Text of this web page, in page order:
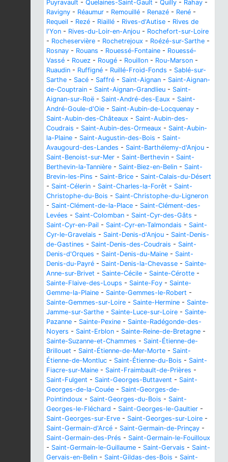
Puyravault - Quelaines-Saint-Gault - Quilly - Rahay -
Ravigny - Réaumur - Remouillé - Renazé - René -
Requeil - Rezé - Riaillé - Rives-d'Autise - Rives de
l'Yon - Rives-du-Loir-en-Anjou - Rochefort-sur-Loire
- Rocheservière - Rochetrejoux - Roézé-sur-Sarthe -
Rosnay - Rouans - Rouessé-Fontaine - Rouessé-
Vassé - Rouez - Rougé - Rouillon - Rou-Marson -
Ruaudin - Ruffigné - Ruillé-Froid-Fonds - Sablé-sur-
Sarthe - Sacé - Saffré - Saint-Aignan - Saint-Aignan-
de-Couptrain - Saint-Aignan-Grandlieu - Saint-
Aignan-sur-Roë - Saint-André-des-Eaux - Saint-
André-Goule-d'Oie - Saint-Aubin-de-Locquenay -
Saint-Aubin-des-Châteaux - Saint-Aubin-des-
Coudrais - Saint-Aubin-des-Ormeaux - Saint-Aubin-
la-Plaine - Saint-Augustin-des-Bois - Saint-
Avaugourd-des-Landes - Saint-Barthélemy-d'Anjou -
Saint-Benoist-sur-Mer - Saint-Berthevin - Saint-
Berthevin-la-Tannière - Saint-Biez-en-Belin - Saint-
Brevin-les-Pins - Saint-Brice - Saint-Calais-du-Désert
- Saint-Célerin - Saint-Charles-la-Forêt - Saint-
Christophe-du-Bois - Saint-Christophe-du-Ligneron
- Saint-Clément-de-la-Place - Saint-Clément-des-
Levées - Saint-Colomban - Saint-Cyr-des-Gâts -
Saint-Cyr-en-Pail - Saint-Cyr-en-Talmondais - Saint-
Cyr-le-Gravelais - Saint-Denis-d'Anjou - Saint-Denis-
de-Gastines - Saint-Denis-des-Coudrais - Saint-
Denis-d'Orques - Saint-Denis-du-Maine - Saint-
Denis-du-Payré - Saint-Denis-la-Chevasse - Sainte-
Anne-sur-Brivet - Sainte-Cécile - Sainte-Cérotte -
Sainte-Flaive-des-Loups - Sainte-Foy - Sainte-
Gemme-la-Plaine - Sainte-Gemmes-le-Robert -
Sainte-Gemmes-sur-Loire - Sainte-Hermine - Sainte-
Jamme-sur-Sarthe - Sainte-Luce-sur-Loire - Sainte-
Pazanne - Sainte-Pexine - Sainte-Radégonde-des-
Noyers - Saint-Erblon - Sainte-Reine-de-Bretagne -
Sainte-Suzanne-et-Chammes - Saint-Étienne-de-
Brillouet - Saint-Étienne-de-Mer-Morte - Saint-
Étienne-de-Montluc - Saint-Étienne-du-Bois - Saint-
Fiacre-sur-Maine - Saint-Fraimbault-de-Prières -
Saint-Fulgent - Saint-Georges-Buttavent - Saint-
Georges-de-la-Couée - Saint-Georges-de-
Pointindoux - Saint-Georges-du-Bois - Saint-
Georges-le-Fléchard - Saint-Georges-le-Gaultier -
Saint-Georges-sur-Erve - Saint-Georges-sur-Loire -
Saint-Germain-d'Arcé - Saint-Germain-de-Prinçay -
Saint-Germain-des-Prés - Saint-Germain-le-Fouilloux
- Saint-Germain-le-Guillaume - Saint-Gervais - Saint-
Gervais-en-Belin - Saint-Gildas-des-Bois - Saint-